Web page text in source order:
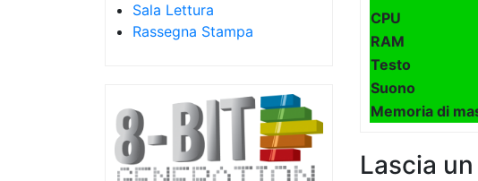
Sala Lettura
Rassegna Stampa
CPU
RAM
Testo
Suono
Memoria di
Lascia